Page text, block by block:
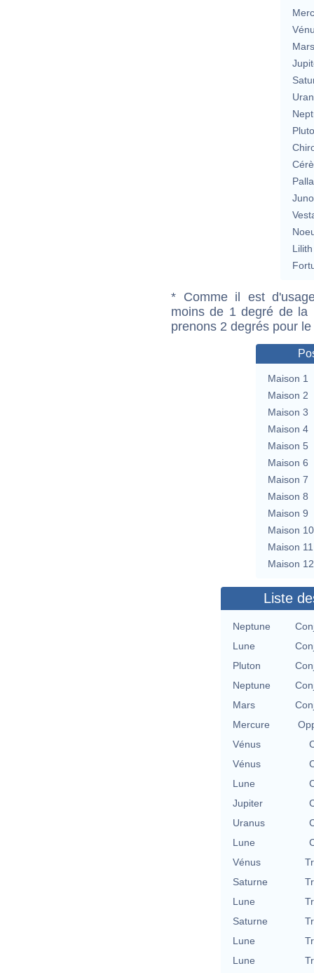
Mars
Lilith
* Comme il est
moins de 1 degré de la
prenons 2 degrés pour
Maison 1
Maison 2
Maison 3
Maison 4
Maison 5
Maison 6
Maison 7
Maison 8
Maison 9
Maison 10
Maison 11
Maison 12
Liste
Neptune
Lune
Pluton
Neptune
Mars
Mercure
Vénus
Vénus
Lune
Jupiter
Uranus
Lune
Vénus
Saturne
Lune
Saturne
Lune
Lune